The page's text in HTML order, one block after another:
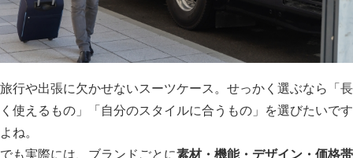
旅行や出張に欠かせないスーツケース。せっかく選ぶなら「長
く使えるもの」「自分のスタイルに合うもの」を選びたいです
よね。
でも実際には、ブランドごとに素材・機能・デザイン・価格帯